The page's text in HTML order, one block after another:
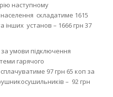
наступному
складатиме 1615
інших установ – 1666 грн 37
умови підключення
гарячого
97 грн 65 коп за
– 92 грн